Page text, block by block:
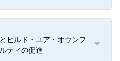
ビルド・ユア・オウンフ
ティの促進